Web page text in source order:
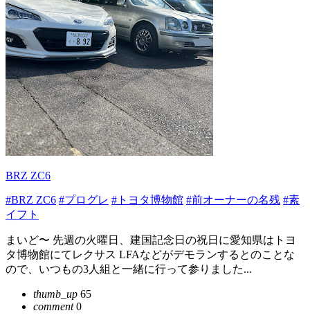
BRZ ZC6
#BRZ ZC6 #プログレ #トヨタ博物館 #前オーナーの名残 #素
イフト
まいど〜 先週の火曜日、建国記念日の祝日に愛知県はトヨ
タ博物館にてレクサス LFAなどがデモランするとのことな
ので、いつもの3人組と一緒に行って参りました...
thumb_up 65
comment0